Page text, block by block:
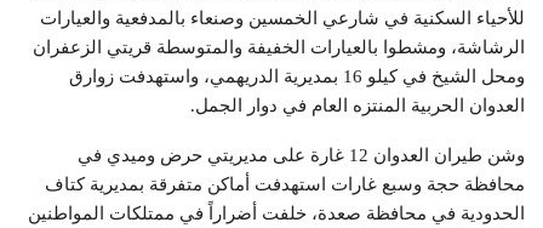
للأحياء السكنية في شارعي الخمسين وصنعاء بالمدفعية والعيارات
الرشاشة، ومشطوا بالعيارات الخفيفة والمتوسطة قريتي الزعفران
ومحل الشيخ في كيلو 16 بمديرية الدريهمي، واستهدفت زوارق
العدوان الحربية المنتزه العام في دوار الجمل.
وشن طيران العدوان 12 غارة على مديريتي حرض وميدي في
محافظة حجة وسبع غارات استهدفت أماكن متفرقة بمديرية كتاف
الحدودية في محافظة صعدة، خلفت أضراراً في ممتلكات المواطنين